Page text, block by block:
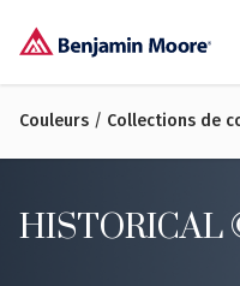
Couleurs / Collections de
HISTORICAL